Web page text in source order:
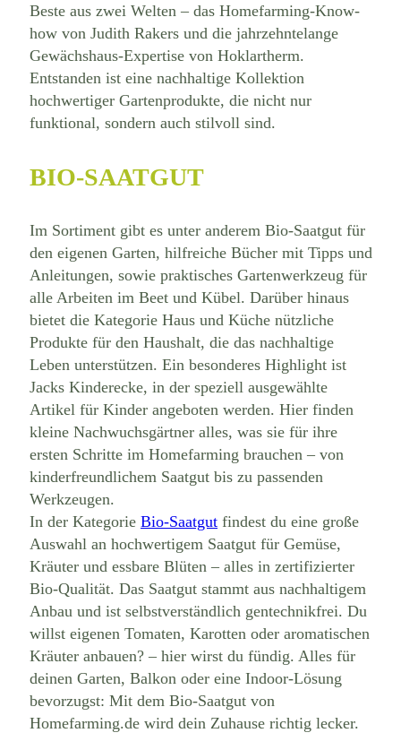
Beste aus zwei Welten – das Homefarming-Know-
how von Judith Rakers und die jahrzehntelange
Gewächshaus-Expertise von Hoklartherm.
Entstanden ist eine nachhaltige Kollektion
hochwertiger Gartenprodukte, die nicht nur
funktional, sondern auch stilvoll sind.
BIO-SAATGUT
Im Sortiment gibt es unter anderem Bio-Saatgut für
den eigenen Garten, hilfreiche Bücher mit Tipps und
Anleitungen, sowie praktisches Gartenwerkzeug für
alle Arbeiten im Beet und Kübel. Darüber hinaus
bietet die Kategorie Haus und Küche nützliche
Produkte für den Haushalt, die das nachhaltige
Leben unterstützen. Ein besonderes Highlight ist
Jacks Kinderecke, in der speziell ausgewählte
Artikel für Kinder angeboten werden. Hier finden
kleine Nachwuchsgärtner alles, was sie für ihre
ersten Schritte im Homefarming brauchen – von
kinderfreundlichem Saatgut bis zu passenden
Werkzeugen.
In der Kategorie Bio-Saatgut findest du eine große
Auswahl an hochwertigem Saatgut für Gemüse,
Kräuter und essbare Blüten – alles in zertifizierter
Bio-Qualität. Das Saatgut stammt aus nachhaltigem
Anbau und ist selbstverständlich gentechnikfrei. Du
willst eigenen Tomaten, Karotten oder aromatischen
Kräuter anbauen? – hier wirst du fündig. Alles für
deinen Garten, Balkon oder eine Indoor-Lösung
bevorzugst: Mit dem Bio-Saatgut von
Homefarming.de wird dein Zuhause richtig lecker.